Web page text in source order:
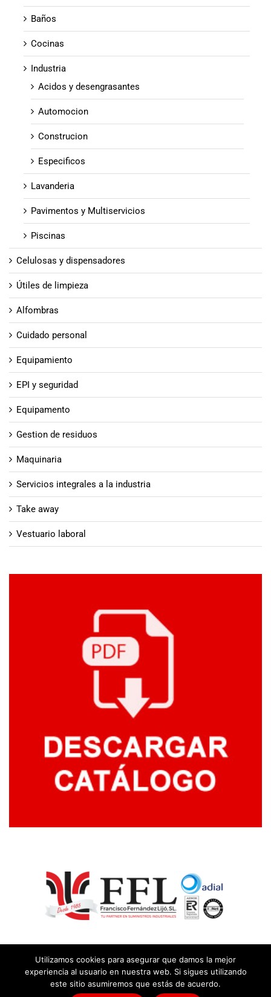
Baños
Cocinas
Industria
Acidos y desengrasantes
Automocion
Construcion
Especificos
Lavanderia
Pavimentos y Multiservicios
Piscinas
Celulosas y dispensadores
Útiles de limpieza
Alfombras
Cuidado personal
Equipamiento
EPI y seguridad
Equipamento
Gestion de residuos
Maquinaria
Servicios integrales a la industria
Take away
Vestuario laboral
Aviso legal y política de privacidad
Utilizamos cookies para asegurar que damos la mejor
experiencia al usuario en nuestra web. Si sigues utilizando
este sitio asumiremos que estás de acuerdo.